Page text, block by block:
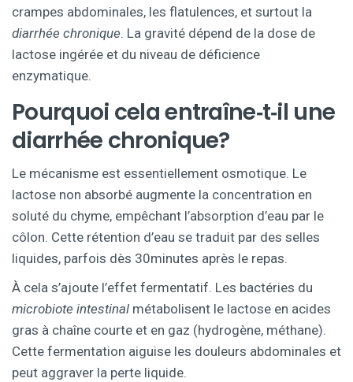
crampes abdominales, les flatulences, et surtout la
diarrhée chronique. La gravité dépend de la dose de
lactose ingérée et du niveau de déficience
enzymatique.
Pourquoi cela entraîne‑t‑il une
diarrhée chronique?
Le mécanisme est essentiellement osmotique. Le
lactose non absorbé augmente la concentration en
soluté du chyme, empêchant l’absorption d’eau par le
côlon. Cette rétention d’eau se traduit par des selles
liquides, parfois dès 30minutes après le repas.
À cela s’ajoute l’effet fermentatif. Les bactéries du
microbiote intestinal métabolisent le lactose en acides
gras à chaîne courte et en gaz (hydrogène, méthane).
Cette fermentation aiguise les douleurs abdominales et
peut aggraver la perte liquide.